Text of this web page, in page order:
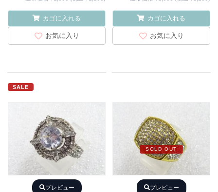
カゴに入れる
お気に入り
カゴに入れる
お気に入り
SALE
プレビュー
SOLD OUT
プレビュー